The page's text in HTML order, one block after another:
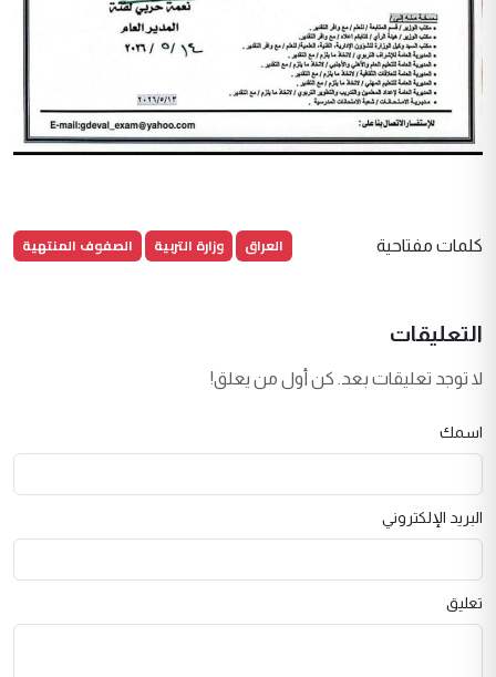
كلمات مفتاحية العراق وزارة التربية الصفوف المنتهية
التعليقات
لا توجد تعليقات بعد. كن أول من يعلق!
اسمك
البريد الإلكتروني
تعليق